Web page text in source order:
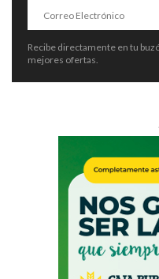
Recibe directamente en tu
mejores ofertas.